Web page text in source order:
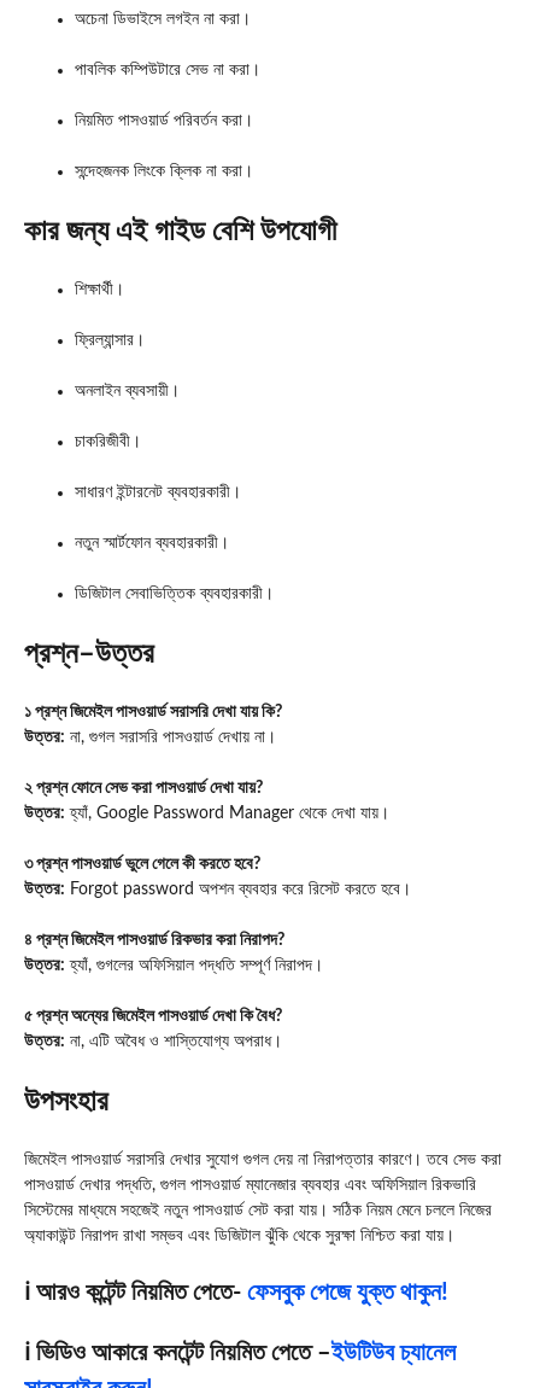
অচেনা ডিভাইসে লগইন না করা।
পাবলিক কম্পিউটারে সেভ না করা।
নিয়মিত পাসওয়ার্ড পরিবর্তন করা।
সন্দেহজনক লিংকে ক্লিক না করা।
কার জন্য এই গাইড বেশি উপযোগী
শিক্ষার্থী।
ফ্রিল্যান্সার।
অনলাইন ব্যবসায়ী।
চাকরিজীবী।
সাধারণ ইন্টারনেট ব্যবহারকারী।
নতুন স্মার্টফোন ব্যবহারকারী।
ডিজিটাল সেবাভিত্তিক ব্যবহারকারী।
প্রশ্ন–উত্তর
১ প্রশ্ন জিমেইল পাসওয়ার্ড সরাসরি দেখা যায় কি?
উত্তর: না, গুগল সরাসরি পাসওয়ার্ড দেখায় না।
২ প্রশ্ন ফোনে সেভ করা পাসওয়ার্ড দেখা যায়?
উত্তর: হ্যাঁ, Google Password Manager থেকে দেখা যায়।
৩ প্রশ্ন পাসওয়ার্ড ভুলে গেলে কী করতে হবে?
উত্তর: Forgot password অপশন ব্যবহার করে রিসেট করতে হবে।
৪ প্রশ্ন জিমেইল পাসওয়ার্ড রিকভার করা নিরাপদ?
উত্তর: হ্যাঁ, গুগলের অফিসিয়াল পদ্ধতি সম্পূর্ণ নিরাপদ।
৫ প্রশ্ন অন্যের জিমেইল পাসওয়ার্ড দেখা কি বৈধ?
উত্তর: না, এটি অবৈধ ও শাস্তিযোগ্য অপরাধ।
উপসংহার
জিমেইল পাসওয়ার্ড সরাসরি দেখার সুযোগ গুগল দেয় না নিরাপত্তার কারণে। তবে সেভ করা
পাসওয়ার্ড দেখার পদ্ধতি, গুগল পাসওয়ার্ড ম্যানেজার ব্যবহার এবং অফিসিয়াল রিকভারি
সিস্টেমের মাধ্যমে সহজেই নতুন পাসওয়ার্ড সেট করা যায়। সঠিক নিয়ম মেনে চললে নিজের
অ্যাকাউন্ট নিরাপদ রাখা সম্ভব এবং ডিজিটাল ঝুঁকি থেকে সুরক্ষা নিশ্চিত করা যায়।
ℹ️ আরও কন্টেন্ট নিয়মিত পেতে- ফেসবুক পেজে যুক্ত থাকুন!
ℹ️ ভিডিও আকারে কনটেন্ট নিয়মিত পেতে –ইউটিউব চ্যানেল